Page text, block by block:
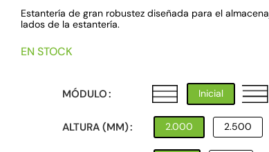
Estantería de gran robustez diseñada para el
lados de la estantería.
EN STOCK
MÓDULO Inicial
ALTURA (MM) 2.000 2.500